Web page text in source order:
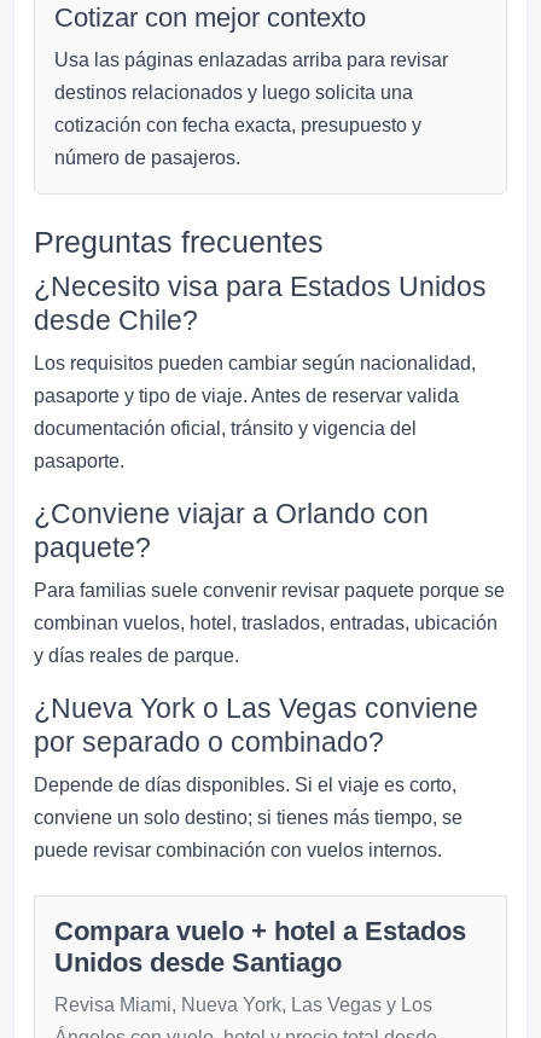
Cotizar con mejor contexto
Usa las páginas enlazadas arriba para revisar
destinos relacionados y luego solicita una
cotización con fecha exacta, presupuesto y
número de pasajeros.
Preguntas frecuentes
¿Necesito visa para Estados Unidos
desde Chile?
Los requisitos pueden cambiar según nacionalidad,
pasaporte y tipo de viaje. Antes de reservar valida
documentación oficial, tránsito y vigencia del
pasaporte.
¿Conviene viajar a Orlando con
paquete?
Para familias suele convenir revisar paquete porque se
combinan vuelos, hotel, traslados, entradas, ubicación
y días reales de parque.
¿Nueva York o Las Vegas conviene
por separado o combinado?
Depende de días disponibles. Si el viaje es corto,
conviene un solo destino; si tienes más tiempo, se
puede revisar combinación con vuelos internos.
Compara vuelo + hotel a Estados
Unidos desde Santiago
Revisa Miami, Nueva York, Las Vegas y Los